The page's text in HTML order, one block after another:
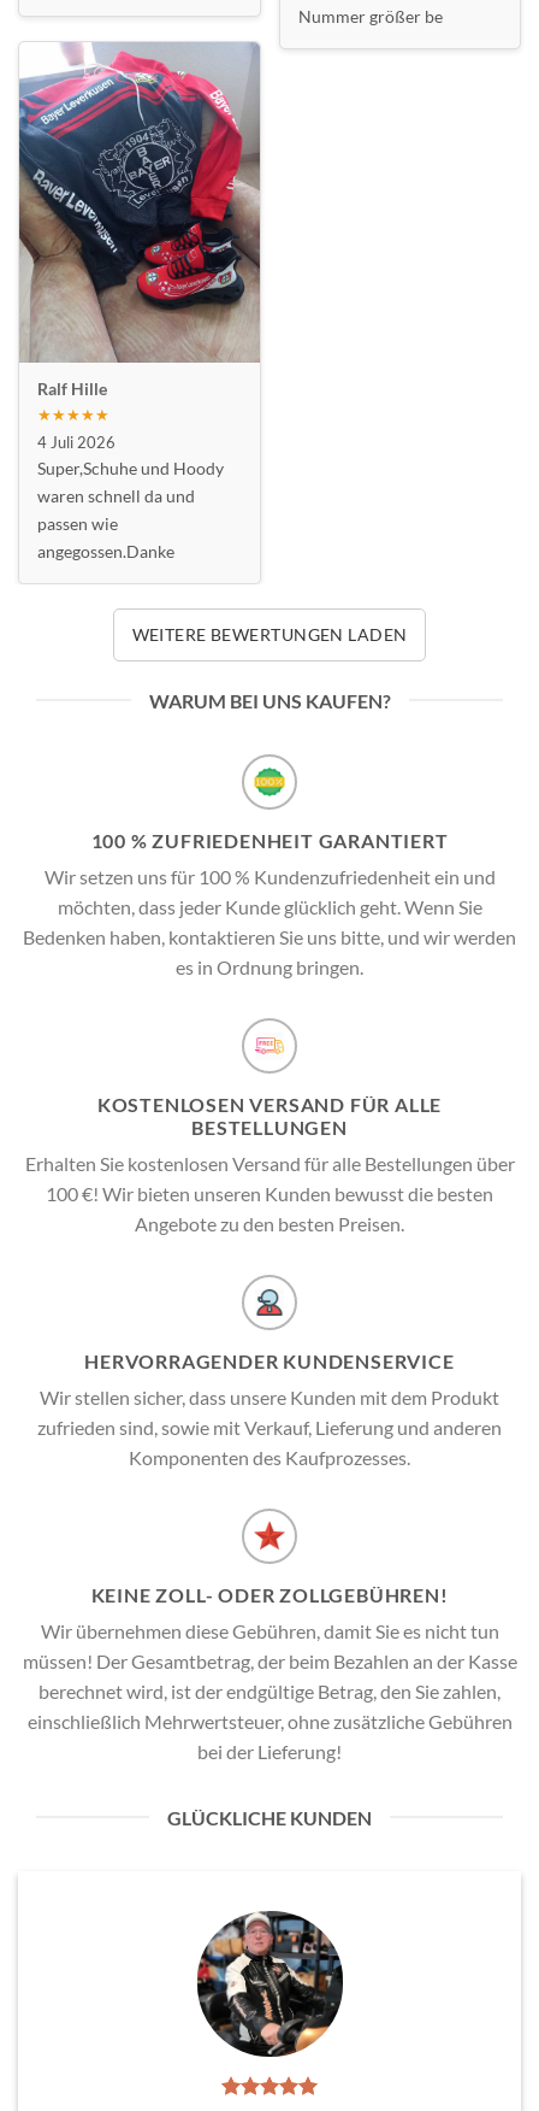
Ralf Hille
★★★★★
4 Juli 2026
Super,Schuhe und Hoody
waren schnell da und
passen wie
angegossen.Danke
Nummer größer be
WEITERE BEWERTUNGEN LADEN
WARUM BEI UNS KAUFEN?
100 % ZUFRIEDENHEIT GARANTIERT
Wir setzen uns für 100 % Kundenzufriedenheit ein und
möchten, dass jeder Kunde glücklich geht. Wenn Sie
Bedenken haben, kontaktieren Sie uns bitte, und wir werden
es in Ordnung bringen.
KOSTENLOSEN VERSAND FÜR ALLE
BESTELLUNGEN
Erhalten Sie kostenlosen Versand für alle Bestellungen über
100 €! Wir bieten unseren Kunden bewusst die besten
Angebote zu den besten Preisen.
HERVORRAGENDER KUNDENSERVICE
Wir stellen sicher, dass unsere Kunden mit dem Produkt
zufrieden sind, sowie mit Verkauf, Lieferung und anderen
Komponenten des Kaufprozesses.
KEINE ZOLL- ODER ZOLLGEBÜHREN!
Wir übernehmen diese Gebühren, damit Sie es nicht tun
müssen! Der Gesamtbetrag, der beim Bezahlen an der Kasse
berechnet wird, ist der endgültige Betrag, den Sie zahlen,
einschließlich Mehrwertsteuer, ohne zusätzliche Gebühren
bei der Lieferung!
GLÜCKLICHE KUNDEN